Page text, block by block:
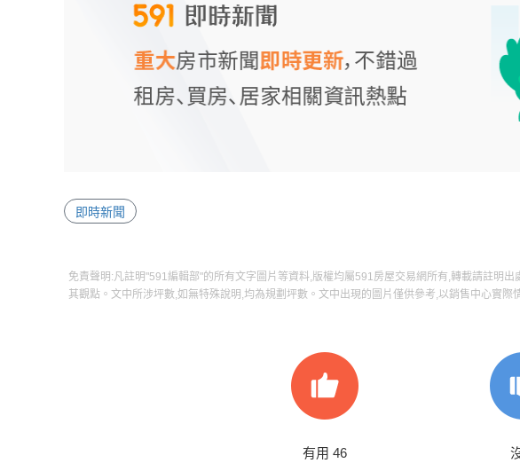
即時新聞
免責聲明:凡註明"591編輯部"的所有文字圖片等資料,版權均屬591房屋交易網所有,轉載請註明
其觀點。文中所涉坪數,如無特殊說明,均為規劃坪數。文中出現的圖片僅供參考,以銷售中心實際
有用 46